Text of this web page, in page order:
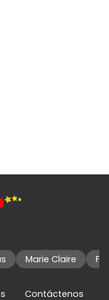
Marie Claire
Contáctenos